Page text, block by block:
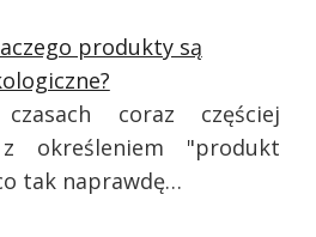
produkty są
coraz częściej
określeniem "produkt
tak naprawdę…